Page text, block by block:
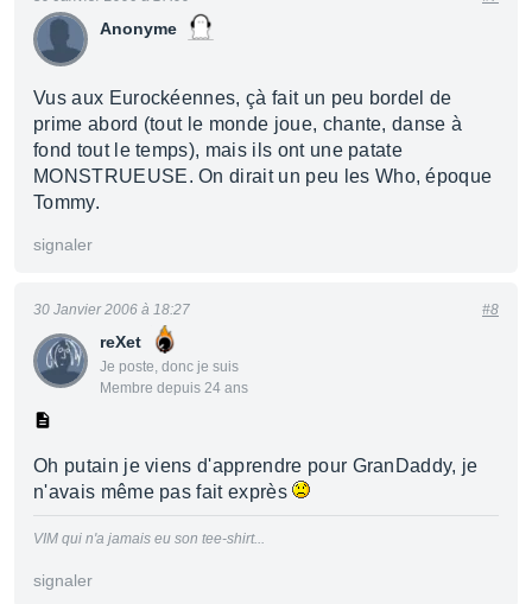
Anonyme
Vus aux Eurockéennes, çà fait un peu bordel de
prime abord (tout le monde joue, chante, danse à
fond tout le temps), mais ils ont une patate
MONSTRUEUSE. On dirait un peu les Who, époque
Tommy.
signaler
reXet
Je poste, donc je suis
Membre depuis 24 ans
30 Janvier 2006 à 18:27 #8
Oh putain je viens d'apprendre pour GranDaddy, je
n'avais même pas fait exprès
VIM qui n'a jamais eu son tee-shirt...
signaler